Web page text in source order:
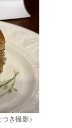
き撮影）